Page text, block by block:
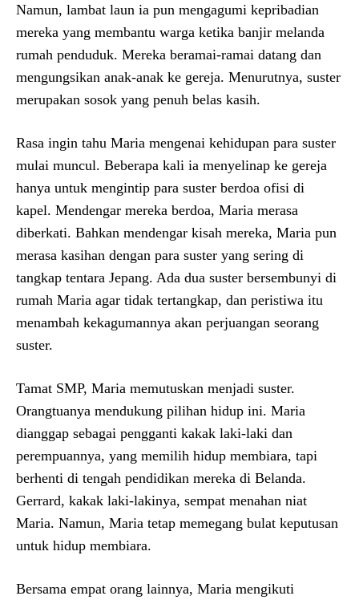
Namun, lambat laun ia pun mengagumi kepribadian
mereka yang membantu warga ketika banjir melanda
rumah penduduk. Mereka beramai-ramai datang dan
mengungsikan anak-anak ke gereja. Menurutnya, suster
merupakan sosok yang penuh belas kasih.
Rasa ingin tahu Maria mengenai kehidupan para suster
mulai muncul. Beberapa kali ia menyelinap ke gereja
hanya untuk mengintip para suster berdoa ofisi di
kapel. Mendengar mereka berdoa, Maria merasa
diberkati. Bahkan mendengar kisah mereka, Maria pun
merasa kasihan dengan para suster yang sering di
tangkap tentara Jepang. Ada dua suster bersembunyi di
rumah Maria agar tidak tertangkap, dan peristiwa itu
menambah kekagumannya akan perjuangan seorang
suster.
Tamat SMP, Maria memutuskan menjadi suster.
Orangtuanya mendukung pilihan hidup ini. Maria
dianggap sebagai pengganti kakak laki-laki dan
perempuannya, yang memilih hidup membiara, tapi
berhenti di tengah pendidikan mereka di Belanda.
Gerrard, kakak laki-lakinya, sempat menahan niat
Maria. Namun, Maria tetap memegang bulat keputusan
untuk hidup membiara.
Bersama empat orang lainnya, Maria mengikuti